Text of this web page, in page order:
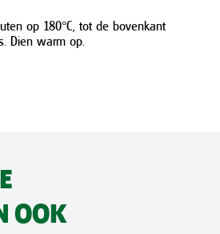
op 180°C, tot de bovenkant
Dien warm op.
OOK